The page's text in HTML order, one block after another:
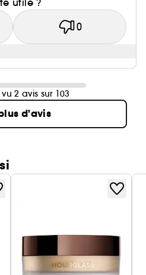
utile ?
0
2 avis sur 103
d'avis